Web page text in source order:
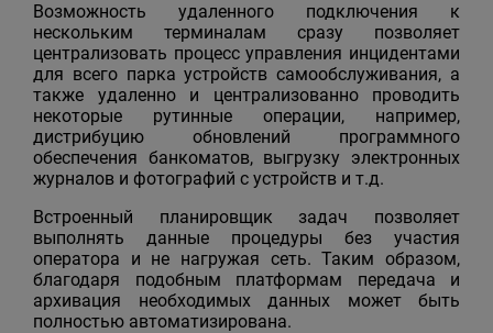
Возможность удаленного подключения к
нескольким терминалам сразу позволяет
централизовать процесс управления инцидентами
для всего парка устройств самообслуживания, а
также удаленно и централизованно проводить
некоторые рутинные операции, например,
дистрибуцию обновлений программного
обеспечения банкоматов, выгрузку электронных
журналов и фотографий с устройств и т.д.
Встроенный планировщик задач позволяет
выполнять данные процедуры без участия
оператора и не нагружая сеть. Таким образом,
благодаря подобным платформам передача и
архивация необходимых данных может быть
полностью автоматизирована.